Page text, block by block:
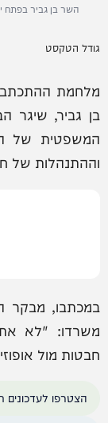
השר בן גביר בפתח
גודל הטקסט
מלחמת
בן גביר, שיגר
המשפטית של
וההתנהלות של
במכתבו, מבקר
משרדו: "לא
חבטות מול
הצטרפו